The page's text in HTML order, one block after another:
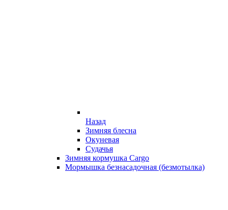
Назад
Зимняя блесна
Окуневая
Судачья
Зимняя кормушка Cargo
Мормышка безнасадочная (безмотылка)